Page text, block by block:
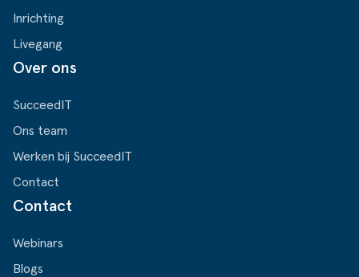
Inrichting
Livegang
Over ons
SucceedIT
Ons team
Werken bij SucceedIT
Contact
Contact
Webinars
Blogs